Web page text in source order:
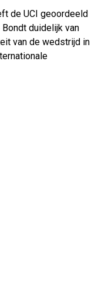
de UCI geoordeeld
duidelijk van
van de wedstrijd in